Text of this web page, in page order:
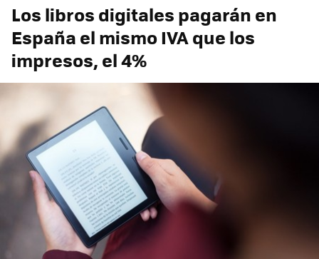
Los libros digitales pagarán en
España el mismo IVA que los
impresos, el 4%